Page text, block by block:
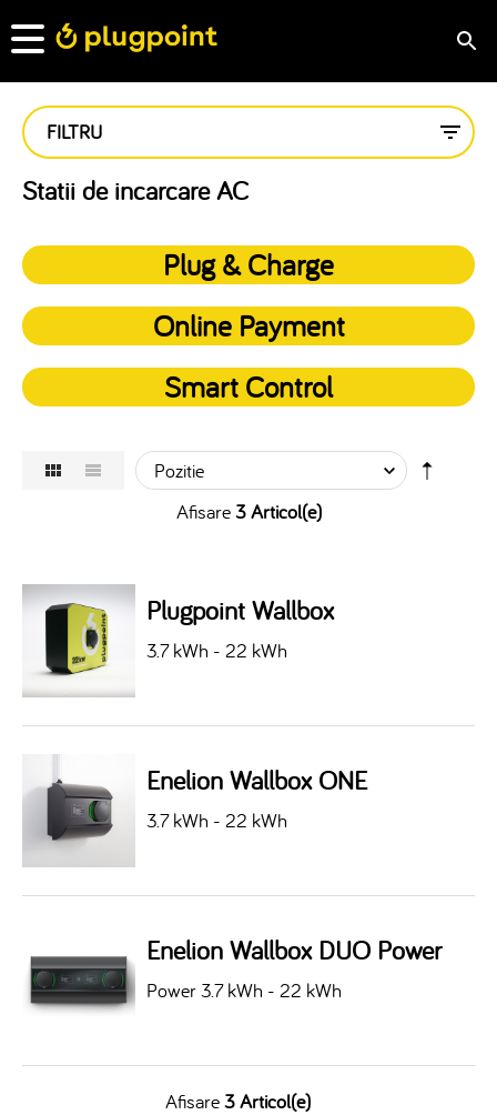
FILTRU
Statii de incarcare AC
Plug & Charge
Online Payment
Smart Control
Afisare3 Articol(e)
Plugpoint Wallbox
3.7 kWh - 22 kWh
Enelion Wallbox ONE
3.7 kWh - 22 kWh
Enelion Wallbox DUO Power
Power 3.7 kWh - 22 kWh
Afisare3 Articol(e)